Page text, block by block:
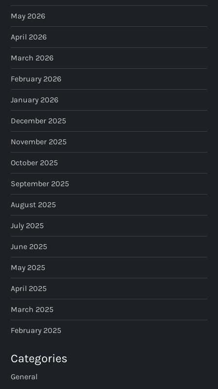
May 2026
April 2026
March 2026
February 2026
January 2026
December 2025
November 2025
October 2025
September 2025
August 2025
July 2025
June 2025
May 2025
April 2025
March 2025
February 2025
Categories
General